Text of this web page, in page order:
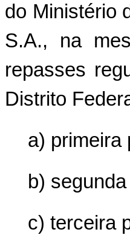
do Ministério
S.A., na
repasses
Distrito
a) primeira
b)
c) terceira